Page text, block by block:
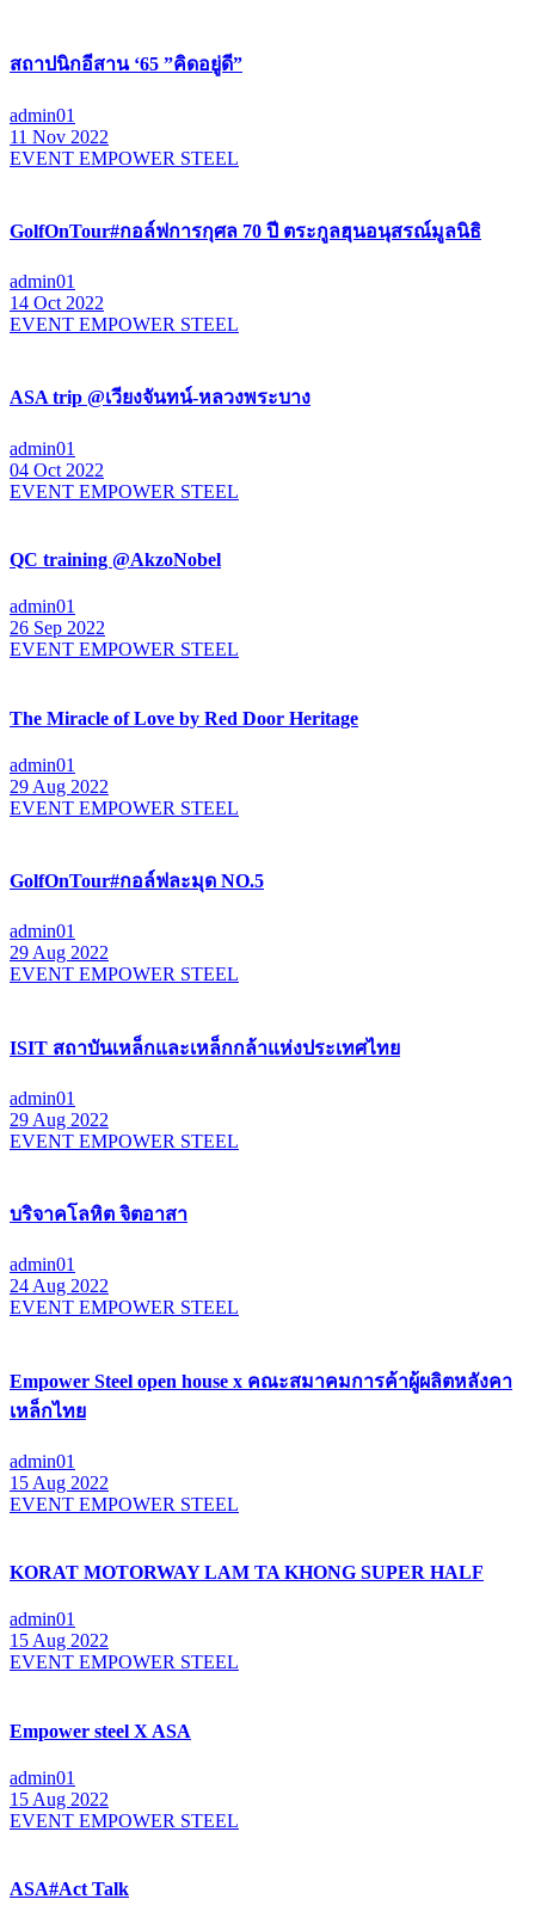
สถาปนิกอีสาน ‘65 ”คิดอยู่ดี”
admin01
11 Nov 2022
EVENT EMPOWER STEEL
GolfOnTour#กอล์ฟการกุศล 70 ปี ตระกูลฮุนอนุสรณ์มูลนิธิ
admin01
14 Oct 2022
EVENT EMPOWER STEEL
ASA trip @เวียงจันทน์-หลวงพระบาง
admin01
04 Oct 2022
EVENT EMPOWER STEEL
QC training @AkzoNobel
admin01
26 Sep 2022
EVENT EMPOWER STEEL
The Miracle of Love by Red Door Heritage
admin01
29 Aug 2022
EVENT EMPOWER STEEL
GolfOnTour#กอล์ฟละมุด NO.5
admin01
29 Aug 2022
EVENT EMPOWER STEEL
ISIT สถาบันเหล็กและเหล็กกล้าแห่งประเทศไทย
admin01
29 Aug 2022
EVENT EMPOWER STEEL
บริจาคโลหิต จิตอาสา
admin01
24 Aug 2022
EVENT EMPOWER STEEL
Empower Steel open house x คณะสมาคมการค้าผู้ผลิตหลังคา
เหล็กไทย
admin01
15 Aug 2022
EVENT EMPOWER STEEL
KORAT MOTORWAY LAM TA KHONG SUPER HALF
admin01
15 Aug 2022
EVENT EMPOWER STEEL
Empower steel X ASA
admin01
15 Aug 2022
EVENT EMPOWER STEEL
ASA#Act Talk